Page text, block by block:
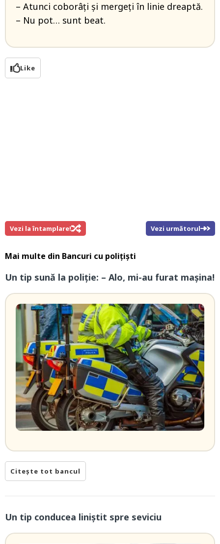
– Atunci coborâți și mergeți în linie dreaptă.
– Nu pot… sunt beat.
Like
Vezi la întamplare! Vezi următorul
Mai multe din Bancuri cu polițiști
Un tip sună la poliție: – Alo, mi-au furat mașina!
Citește tot bancul
Un tip conducea liniștit spre seviciu